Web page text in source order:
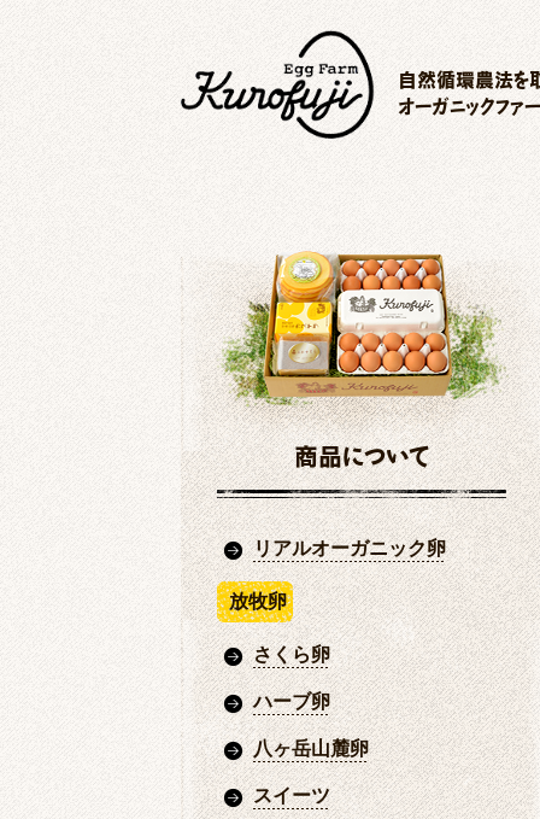
自然循環農法を
オーガニックファ
商品について
リアルオーガニック卵
放牧卵
さくら卵
ハーブ卵
八ヶ岳山麓卵
スイーツ